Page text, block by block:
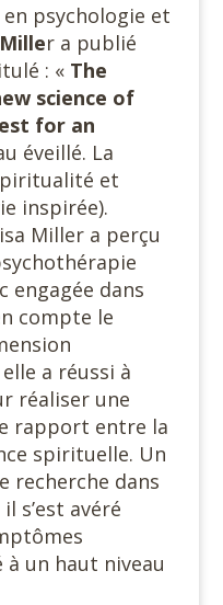
psychologie et
r a publié
: « The
science of
for an
éveillé. La
et
inspirée).
Miller a perçu
engagée dans
compte le
a réussi à
réaliser une
rapport entre la
spirituelle. Un
recherche dans
s’est avéré
un haut niveau